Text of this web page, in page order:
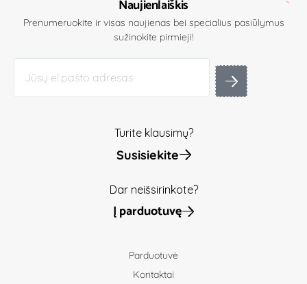
Naujienlaiškis
Prenumeruokite ir visas naujienas bei specialius pasiūlymus
sužinokite pirmieji!
Turite klausimų?
Susisiekite
Dar neišsirinkote?
Į parduotuvę
Parduotuvė
Kontaktai